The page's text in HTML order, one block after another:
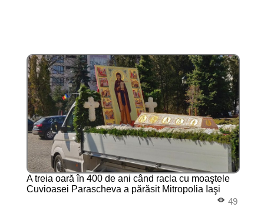
A treia oară în 400 de ani când racla cu moaştele
Cuvioasei Parascheva a părăsit Mitropolia Iaşi
49